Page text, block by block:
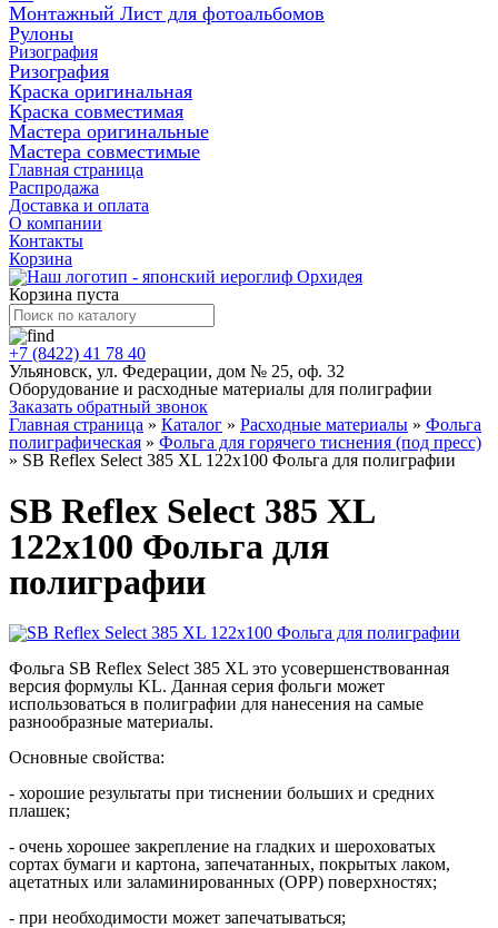
Монтажный Лист для фотоальбомов
Рулоны
Ризография
Ризография
Краска оригинальная
Краска совместимая
Мастера оригинальные
Мастера совместимые
Главная страница
Распродажа
Доставка и оплата
О компании
Контакты
Корзина
Корзина пуста
+7 (8422) 41 78 40
Ульяновск, ул. Федерации, дом № 25, оф. 32
Оборудование и расходные материалы для полиграфии
Заказать обратный звонок
Главная страница » Каталог » Расходные материалы » Фольга
полиграфическая » Фольга для горячего тиснения (под пресс)
» SB Reflex Select 385 XL 122x100 Фольга для полиграфии
SB Reflex Select 385 XL
122x100 Фольга для
полиграфии
Фольга SB Reflex Select 385 XL это усовершенствованная
версия формулы KL. Данная серия фольги может
использоваться в полиграфии для нанесения на самые
разнообразные материалы.
Основные свойства:
- хорошие результаты при тиснении больших и средних
плашек;
- очень хорошее закрепление на гладких и шероховатых
сортах бумаги и картона, запечатанных, покрытых лаком,
ацетатных или заламинированных (ОРР) поверхностях;
- при необходимости может запечатываться;